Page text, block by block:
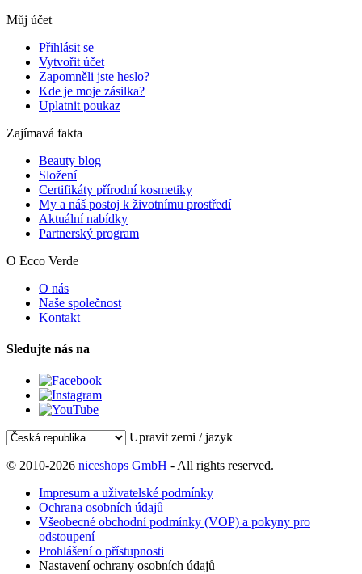
Můj účet
Přihlásit se
Vytvořit účet
Zapomněli jste heslo?
Kde je moje zásilka?
Uplatnit poukaz
Zajímavá fakta
Beauty blog
Složení
Certifikáty přírodní kosmetiky
My a náš postoj k životnímu prostředí
Aktuální nabídky
Partnerský program
O Ecco Verde
O nás
Naše společnost
Kontakt
Sledujte nás na
Upravit zemi / jazyk
© 2010-2026 niceshops GmbH - All rights reserved.
Impresum a uživatelské podmínky
Ochrana osobních údajů
Všeobecné obchodní podmínky (VOP) a pokyny pro
odstoupení
Prohlášení o přístupnosti
Nastavení ochrany osobních údajů